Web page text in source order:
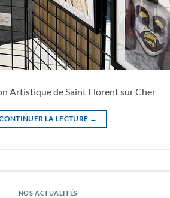
Artistique de Saint Florent sur Cher
LA LECTURE →
NOS ACTUALITÉS